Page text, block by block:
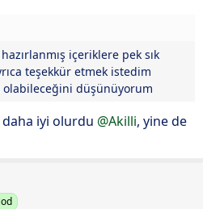
içeriklere pek sık
teşekkür etmek istedim
olabileceğini düşünüyorum
daha iyi olurdu @Akilli, yine de